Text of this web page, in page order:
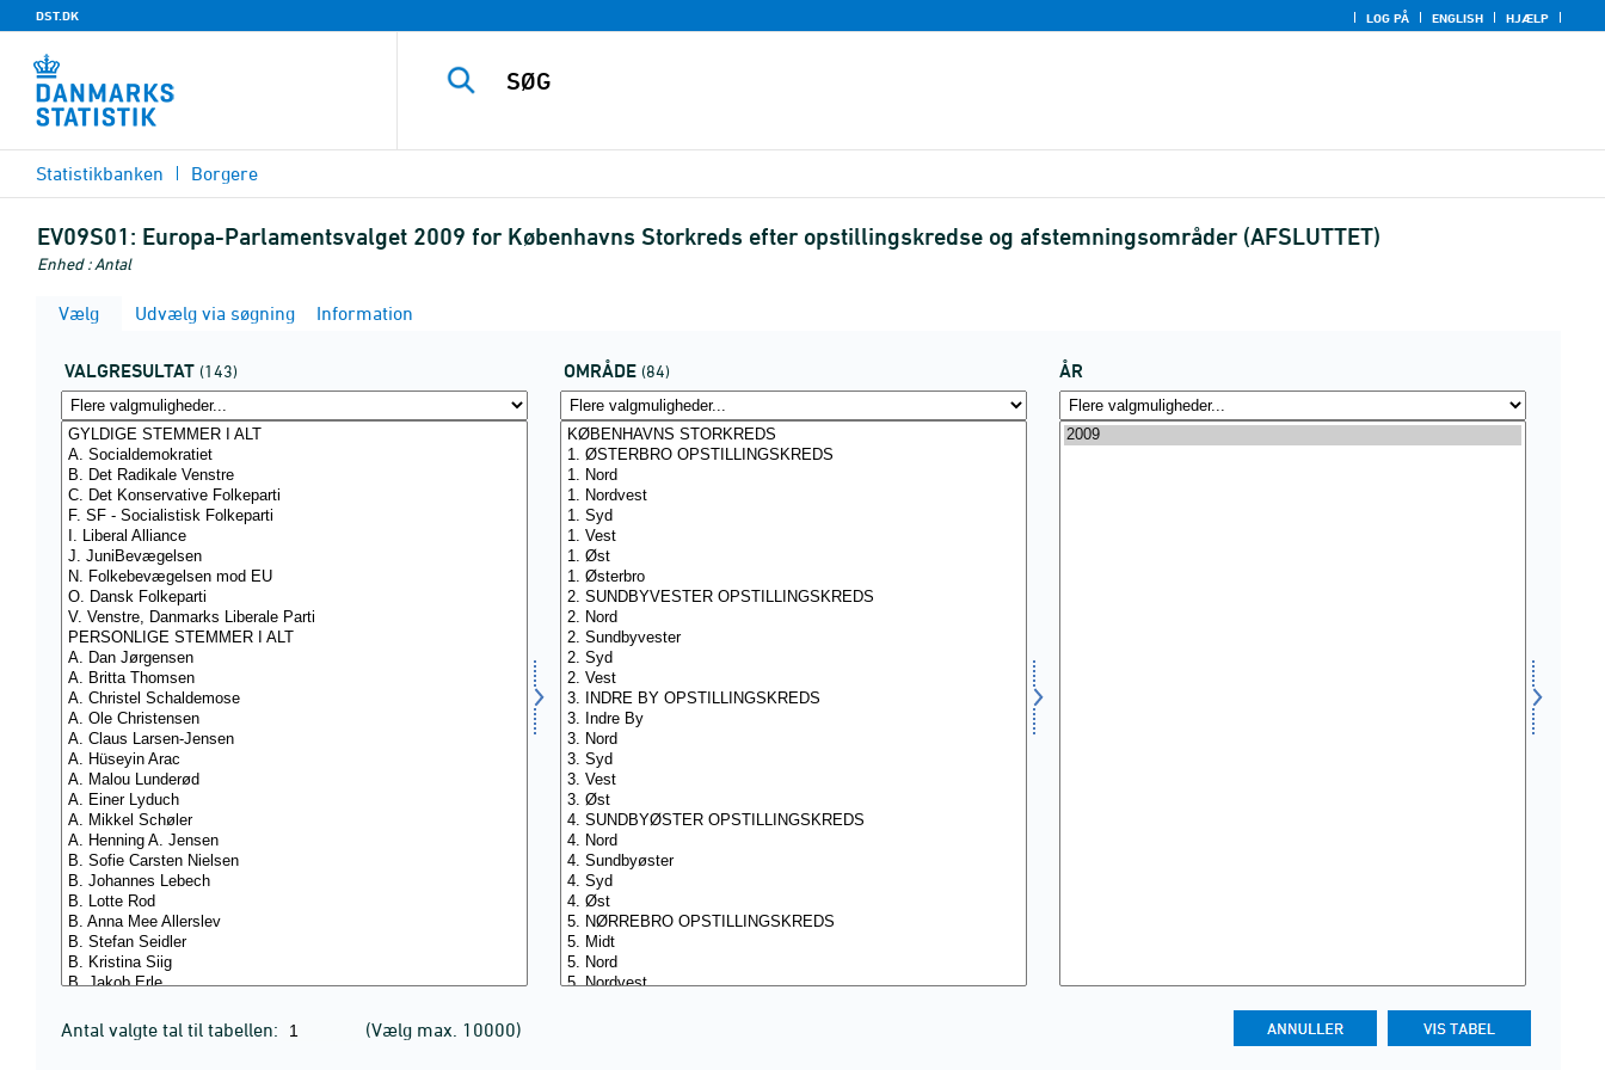
DST.DK LOG PÅ ENGLISH HJÆLP
Statistikbanken Borgere
EV09S01: Europa-Parlamentsvalget 2009 for Københavns Storkreds efter opstillingskredse og afstemningsområder (AFSLUTTET)
Enhed : Antal
Vælg Udvælg via søgning Information
VALGRESULTAT (143) OMRÅDE (84) ÅR
Antal valgte tal til tabellen: (Vælg max. 10000)